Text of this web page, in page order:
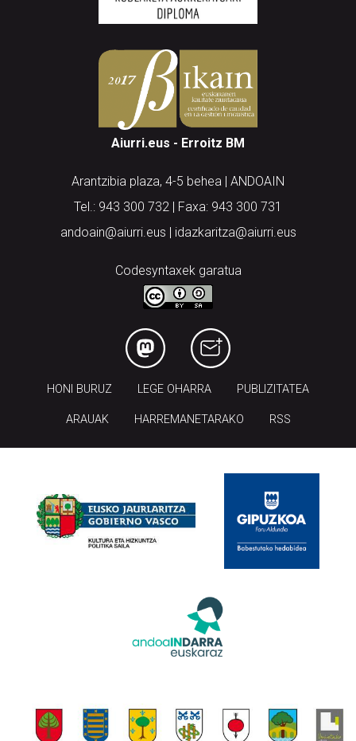
Aiurri.eus - Erroitz BM
Arantzibia plaza, 4-5 behea | ANDOAIN
Tel.: 943 300 732 | Faxa: 943 300 731
andoain@aiurri.eus | idazkaritza@aiurri.eus
Codesyntaxek garatua
HONI BURUZ LEGE OHARRA PUBLIZITATEA
ARAUAK HARREMANETARAKO RSS